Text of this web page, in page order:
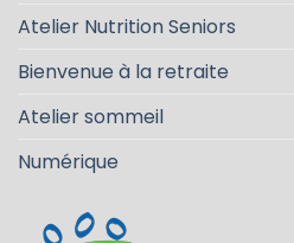
Atelier Nutrition Seniors
Bienvenue à la retraite
Atelier sommeil
Numérique